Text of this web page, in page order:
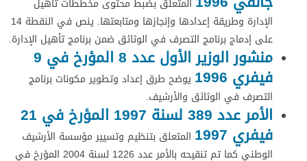
المتعلق بضبط محتوى مخططات تأهيل
الإدارة وطريقة إعدادها وإنجازها ومتابعتها. ينص في النقطة 14
على إدماج برنامج التصرف في الوثائق ضمن برنامج تأهيل الإدارة.
منشور الوزير الأول عدد 8 المؤرخ في 9
فيفري 1996
يوضح طرق إعداد وتطوير مكونات برنامج
التصرف في الوثائق والأرشيف.
الأمر عدد 389 لسنة 1997 المؤرخ في 21
فيفري 1997
المتعلق بتنظيم وتسيير مؤسسة الأرشيف
الوطني كما تم تنقيحه بالأمر عدد 1226 لسنة 2004 المؤرخ في